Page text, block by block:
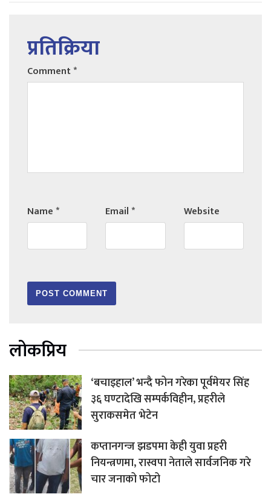
प्रतिक्रिया
Comment*
Name* Email* Website
लोकप्रिय
‘बचाइहाल’ भन्दै फोन गरेका पूर्वमेयर सिंह
३६ घण्टादेखि सम्पर्कविहीन, प्रहरीले
सुराकसमेत भेटेन
कप्तानगन्ज झडपमा केही युवा प्रहरी
नियन्त्रणमा, रास्वपा नेताले सार्वजनिक गरे
चार जनाको फोटो